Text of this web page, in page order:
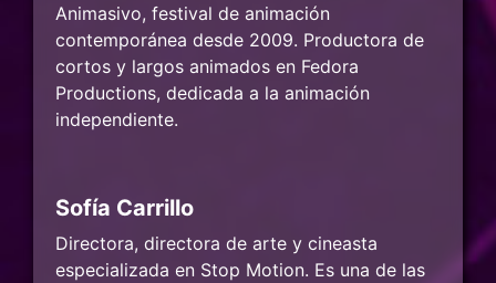
Animasivo, festival de animación
contemporánea desde 2009. Productora de
cortos y largos animados en Fedora
Productions, dedicada a la animación
independiente.
Sofía Carrillo
Directora, directora de arte y cineasta
especializada en Stop Motion. Es una de las